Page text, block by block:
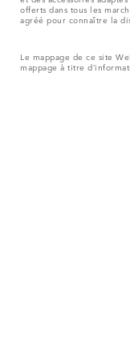
offerts dans tous les
agréé pour connaître la
Le mappage de ce site
mappage à titre